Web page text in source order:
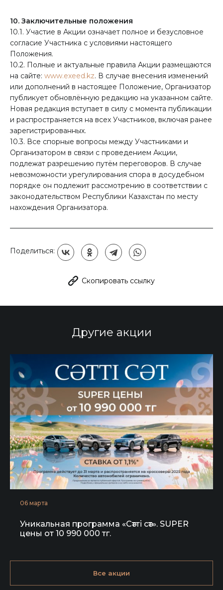
10. Заключительные положения
10.1. Участие в Акции означает полное и безусловное
согласие Участника с условиями настоящего
Положения.
10.2. Полные и актуальные правила Акции размещаются
на сайте: www.exeed.kz. В случае внесения изменений
или дополнений в настоящее Положение, Организатор
публикует обновлённую редакцию на указанном сайте.
Новая редакция вступает в силу с момента публикации
и распространяется на всех Участников, включая ранее
зарегистрированных.
10.3. Все спорные вопросы между Участниками и
Организатором в связи с проведением Акции,
подлежат разрешению путём переговоров. В случае
невозможности урегулирования спора в досудебном
порядке он подлежит рассмотрению в соответствии с
законодательством Республики Казахстан по месту
нахождения Организатора.
Поделиться:
Скопировать ссылку
Другие акции
06 марта
Уникальная программа «Сәтті сәт». SUPER
цены от 10 990 000 тг.
Все акции